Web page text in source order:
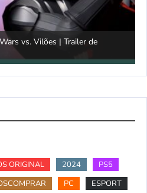
vs. Vilões | Trailer de
ORIGINAL
2024
PS5
PC
ESPORT